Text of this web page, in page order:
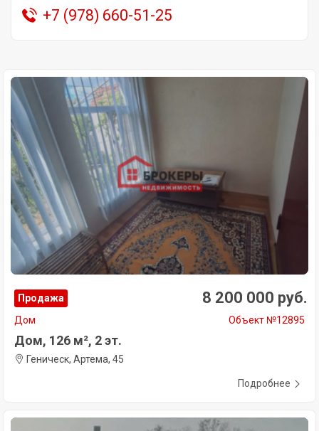
+7 (978) 660-51-25
Продажа 8 200 000 руб.
Дом Объект №12895
Дом, 126 м², 2 эт.
Геническ, Артема, 45
Подробнее